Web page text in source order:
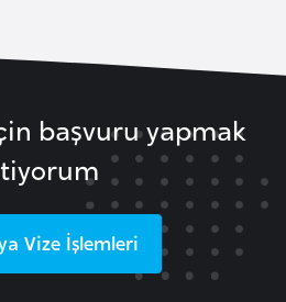
başvuru yapmak
Vize İşlemleri